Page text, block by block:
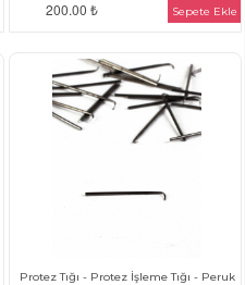
200.00 ₺ Sepete Ekle
Protez Tığı - Protez İşleme Tığı - Peruk